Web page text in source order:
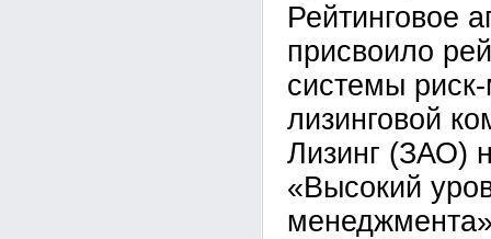
Рейтинговое
присвоило
системы
лизинговой
Лизинг (ЗАО)
«Высокий